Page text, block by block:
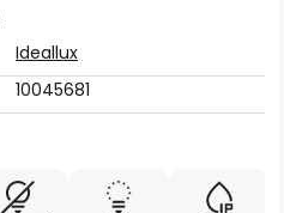
Ideallux
10045681